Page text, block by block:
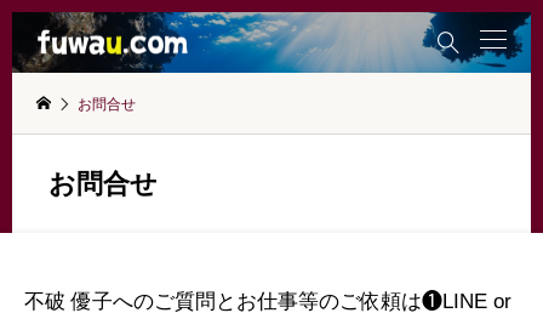

お問合せ
お問合せ
不破 優子へのご質問とお仕事等のご依頼は❶LINE or